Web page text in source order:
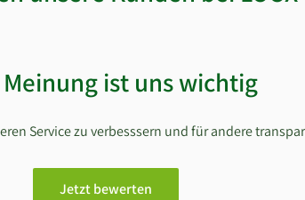
ist uns wichtig
Service zu verbesssern und für andere
Jetzt bewerten